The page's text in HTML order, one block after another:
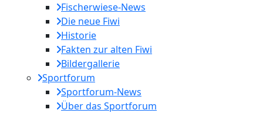
Fischerwiese-News
Die neue Fiwi
Historie
Fakten zur alten Fiwi
Bildergallerie
Sportforum
Sportforum-News
Über das Sportforum